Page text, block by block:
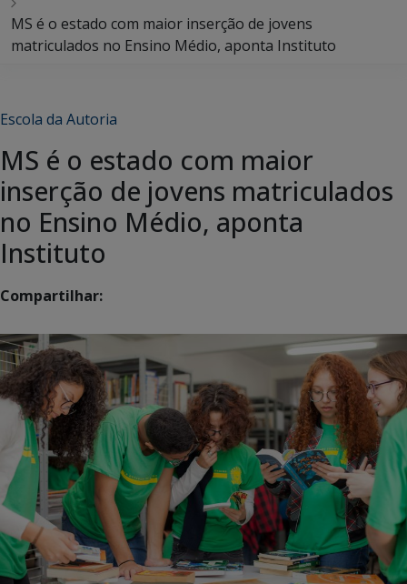
MS é o estado com maior inserção de jovens
matriculados no Ensino Médio, aponta Instituto
Escola da Autoria
MS é o estado com maior
inserção de jovens matriculados
no Ensino Médio, aponta
Instituto
Compartilhar: